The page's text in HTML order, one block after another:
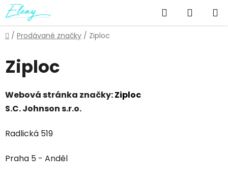
Přejít
na
obsah
Hledat
KOŠÍK
Domů
/ Prodávané značky / Ziploc
Ziploc
Webová stránka značky:Ziploc
S.C. Johnson s.r.o.
Radlická 519
Praha 5 - Anděl